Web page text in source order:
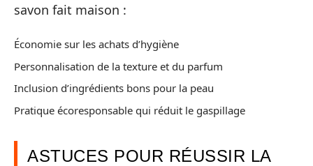
savon fait maison :
Économie sur les achats d’hygiène
Personnalisation de la texture et du parfum
Inclusion d’ingrédients bons pour la peau
Pratique écoresponsable qui réduit le gaspillage
ASTUCES POUR RÉUSSIR LA